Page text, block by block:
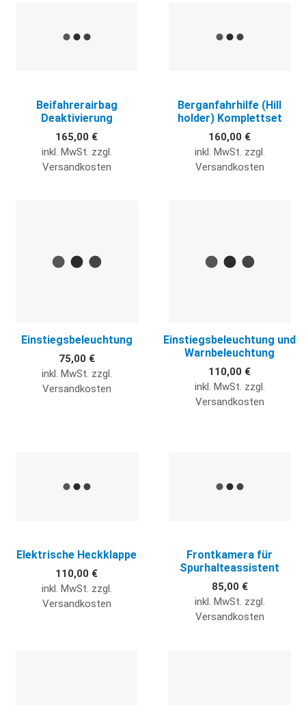
Beifahrerairbag
Deaktivierung
165,00 €
inkl. MwSt. zzgl.
Versandkosten
Berganfahrhilfe (Hill
holder) Komplettset
160,00 €
inkl. MwSt. zzgl.
Versandkosten
Einstiegsbeleuchtung
75,00 €
inkl. MwSt. zzgl.
Versandkosten
Einstiegsbeleuchtung und
Warnbeleuchtung
110,00 €
inkl. MwSt. zzgl.
Versandkosten
Elektrische Heckklappe
110,00 €
inkl. MwSt. zzgl.
Versandkosten
Frontkamera für
Spurhalteassistent
85,00 €
inkl. MwSt. zzgl.
Versandkosten